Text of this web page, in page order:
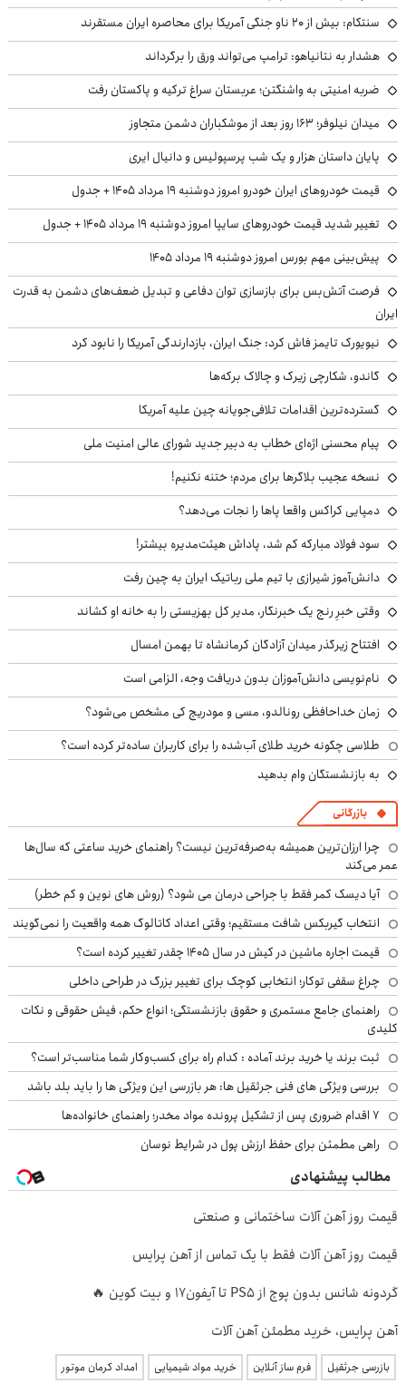
سنتکام: بیش از ۲۰ ناو جنگی آمریکا برای محاصره ایران مستقرند
هشدار به نتانیاهو: ترامپ می‌تواند ورق را برگرداند
ضربه امنیتی به واشنگتن؛ عربستان سراغ ترکیه و پاکستان رفت
میدان نیلوفر؛ ۱۶۳ روز بعد از موشکباران دشمن متجاوز
پایان داستان هزار و یک شب پرسپولیس و دانیال ایری
قیمت خودروهای ایران خودرو امروز دوشنبه ۱۹ مرداد ۱۴۰۵ + جدول
تغییر شدید قیمت خودروهای سایپا امروز دوشنبه ۱۹ مرداد ۱۴۰۵ + جدول
پیش‌بینی مهم بورس امروز دوشنبه ۱۹ مرداد ۱۴۰۵
فرصت آتش‌بس برای بازسازی توان دفاعی و تبدیل ضعف‌های دشمن به قدرت
ایران
نیویورک تایمز فاش کرد: جنگ ایران، بازدارندگی آمریکا را نابود کرد
گاندو، شکارچی زیرک و چالاک برکه‌ها
گسترده‌ترین اقدامات تلافی‌جویانه چین علیه آمریکا
پیام محسنی اژه‌ای خطاب به دبیر جدید شورای عالی امنیت ملی
نسخه عجیب بلاگرها برای مردم؛ ختنه نکنیم!
دمپایی کراکس واقعا پاها را نجات می‌دهد؟
سود فولاد مبارکه کم شد، پاداش هیئت‌مدیره بیشتر!
دانش‌آموز شیرازی با تیم ملی رباتیک ایران به چین رفت
وقتی خبرِ رنج یک خبرنگار، مدیر کل بهزیستی را به خانه او کشاند
افتتاح زیرگذر میدان آزادگان کرمانشاه تا بهمن امسال
نام‌نویسی دانش‌آموزان بدون دریافت وجه، الزامی است
زمان خداحافظی رونالدو، مسی و مودریچ کی مشخص می‌شود؟
طلاسی چگونه خرید طلای آب‌شده را برای کاربران ساده‌تر کرده است؟
به بازنشستگان وام بدهید
بازرگانی
چرا ارزان‌ترین همیشه به‌صرفه‌ترین نیست؟ راهنمای خرید ساعتی که سال‌ها
عمر می‌کند
آیا دیسک کمر فقط با جراحی درمان می شود؟ (روش های نوین و کم خطر)
انتخاب گیربکس شافت مستقیم؛ وقتی اعداد کاتالوگ همه واقعیت را نمی‌گویند
قیمت اجاره ماشین در کیش در سال ۱۴۰۵ چقدر تغییر کرده است؟
چراغ سقفی توکار؛ انتخابی کوچک برای تغییر بزرگ در طراحی داخلی
راهنمای جامع مستمری و حقوق بازنشستگی؛ انواع حکم، فیش حقوقی و نکات
کلیدی
ثبت برند یا خرید برند آماده : کدام راه برای کسب‌وکار شما مناسب‌تر است؟
بررسی ویژگی های فنی جرثقیل ها: هر بازرسی این ویژگی ها را باید بلد باشد
۷ اقدام ضروری پس از تشکیل پرونده مواد مخدر؛ راهنمای خانواده‌ها
راهی مطمئن برای حفظ ارزش پول در شرایط نوسان
مطالب پیشنهادی
قیمت روز آهن آلات ساختمانی و صنعتی
قیمت روز آهن آلات فقط با یک تماس از آهن پرایس
گردونه شانس بدون پوچ از PS5 تا آیفون17 و بیت کوین 🔥
آهن پرایس، خرید مطمئن آهن آلات
بازرسی جرثقیل فرم ساز آنلاین خرید مواد شیمیایی امداد کرمان موتور